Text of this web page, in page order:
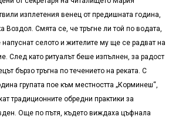
изплетения венец от предишната година,
Воздол. Смята се, че тръгне ли той по водата,
селото и жителите му ще се радват на
След като ритуалът беше изпълнен, за радост
бързо тръгна по течението на реката. С
групата пое към местността „Корминеш“,
традиционните обредни практики за
Още по пътя, където виждаха цъфнала